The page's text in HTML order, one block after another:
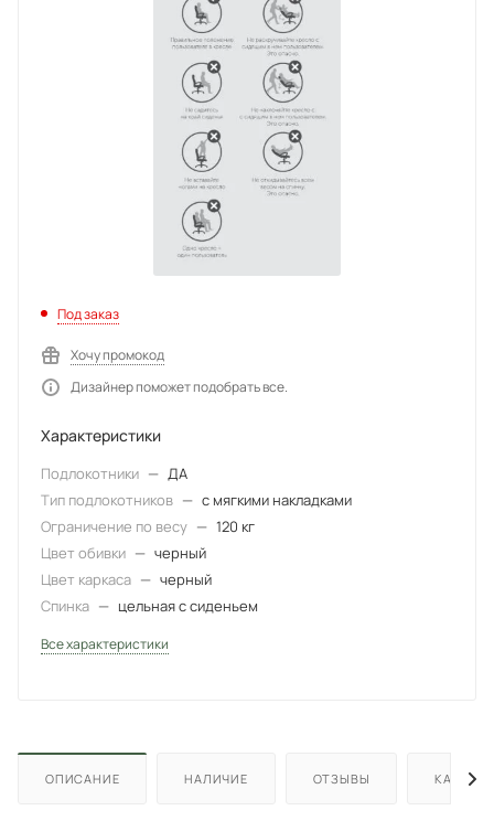
Под заказ
Хочу промокод
Дизайнер поможет подобрать все.
Характеристики
Подлокотники — ДА
Тип подлокотников — с мягкими накладками
Ограничение по весу — 120 кг
Цвет обивки — черный
Цвет каркаса — черный
Спинка — цельная с сиденьем
Все характеристики
ОПИСАНИЕ НАЛИЧИЕ ОТЗЫВЫ КАК